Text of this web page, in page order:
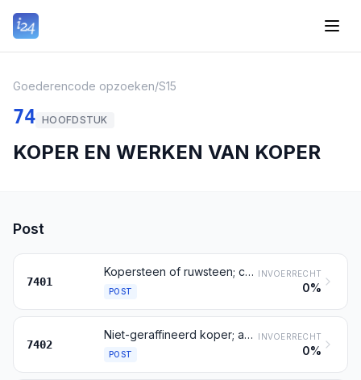
Goederencode opzoeken/S15
74 HOOFDSTUK
KOPER EN WERKEN VAN KOPER
Post
7401
Kopersteen of ruwsteen; cementkoper (neergeslagen koper)
POST
INVOERRECHT
0%
7402
Niet-geraffineerd koper; anoden van koper voor het elektrolytisch raffineren
POST
INVOERRECHT
0%